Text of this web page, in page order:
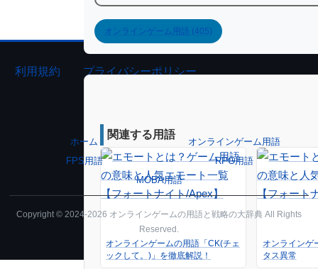
オンラインゲーム用語 (405)
関連する用語
オンラインゲームの用語「CK(チェ
ックして。)」を徹底解説！
オンラインゲ
タス異常
利用規約 プライバシーポリシー
ホーム
オンラインゲーム用語
FPS用語
RPG用語
MOBA用語
Copyright © 2024-2026 オンラインゲームの用語と戦略の大辞典 All Rights
Reserved.